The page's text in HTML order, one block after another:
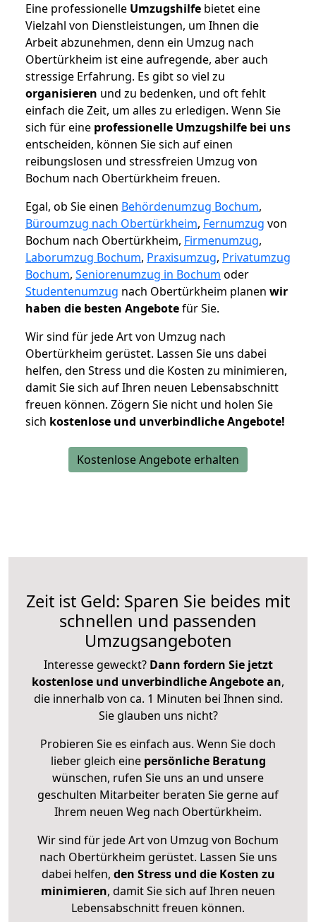
Eine professionelle Umzugshilfe bietet eine
Vielzahl von Dienstleistungen, um Ihnen die
Arbeit abzunehmen, denn ein Umzug nach
Obertürkheim ist eine aufregende, aber auch
stressige Erfahrung. Es gibt so viel zu
organisieren und zu bedenken, und oft fehlt
einfach die Zeit, um alles zu erledigen. Wenn Sie
sich für eine professionelle Umzugshilfe bei uns
entscheiden, können Sie sich auf einen
reibungslosen und stressfreien Umzug von
Bochum nach Obertürkheim freuen.
Egal, ob Sie einen Behördenumzug Bochum,
Büroumzug nach Obertürkheim, Fernumzug von
Bochum nach Obertürkheim, Firmenumzug,
Laborumzug Bochum, Praxisumzug, Privatumzug
Bochum, Seniorenumzug in Bochum oder
Studentenumzug nach Obertürkheim planen wir
haben die besten Angebotefür Sie.
Wir sind für jede Art von Umzug nach
Obertürkheim gerüstet. Lassen Sie uns dabei
helfen, den Stress und die Kosten zu minimieren,
damit Sie sich auf Ihren neuen Lebensabschnitt
freuen können. Zögern Sie nicht und holen Sie
sich kostenlose und unverbindliche Angebote!
Kostenlose Angebote erhalten
Zeit ist Geld: Sparen Sie beides mit
schnellen und passenden
Umzugsangeboten
Interesse geweckt? Dann fordern Sie jetzt
kostenlose und unverbindliche Angebote an,
die innerhalb von ca. 1 Minuten bei Ihnen sind.
Sie glauben uns nicht?
Probieren Sie es einfach aus. Wenn Sie doch
lieber gleich eine persönliche Beratung
wünschen, rufen Sie uns an und unsere
geschulten Mitarbeiter beraten Sie gerne auf
Ihrem neuen Weg nach Obertürkheim.
Wir sind für jede Art von Umzug von Bochum
nach Obertürkheim gerüstet. Lassen Sie uns
dabei helfen, den Stress und die Kosten zu
minimieren, damit Sie sich auf Ihren neuen
Lebensabschnitt freuen können.